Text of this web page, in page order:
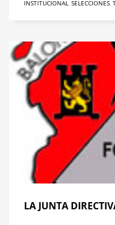
INSTITUCIONAL SELECCIONES
LA JUNTA